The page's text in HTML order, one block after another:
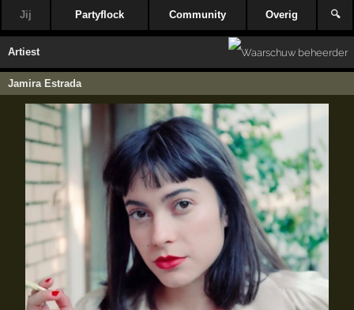
Jij Partyflock Community Overig 🔍
Artiest
Jamira Estrada